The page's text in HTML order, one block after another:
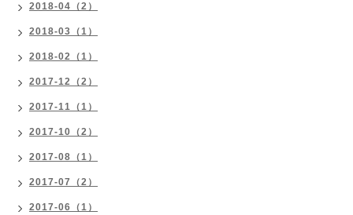
2018-04（2）
2018-03（1）
2018-02（1）
2017-12（2）
2017-11（1）
2017-10（2）
2017-08（1）
2017-07（2）
2017-06（1）